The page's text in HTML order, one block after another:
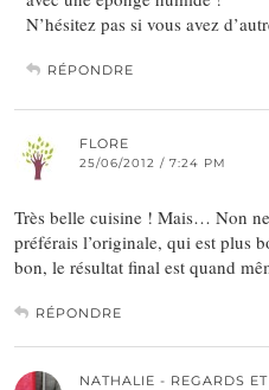
N’hésitez pas si vous avez
RÉPONDRE
FLORE
25/06/2012 / 7:24 PM
Très belle cuisine ! Mais… Non
préférais l’originale, qui est plus
bon, le résultat final est quand
RÉPONDRE
NATHALIE - REGARDS